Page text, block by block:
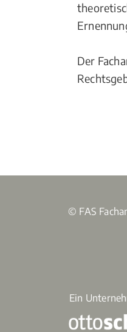
Der
© FAS
Ein